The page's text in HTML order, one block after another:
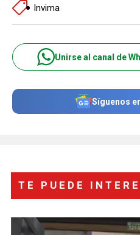
Invima
Unirse al canal de
Síguenos
TE PUEDE